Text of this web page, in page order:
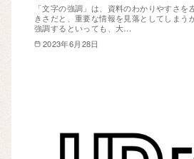
「文字の強調」は、資料のわかりやすさ
きさだと、重要な情報を見落としてしまう
強調するといっても、大…
2023年6月28日